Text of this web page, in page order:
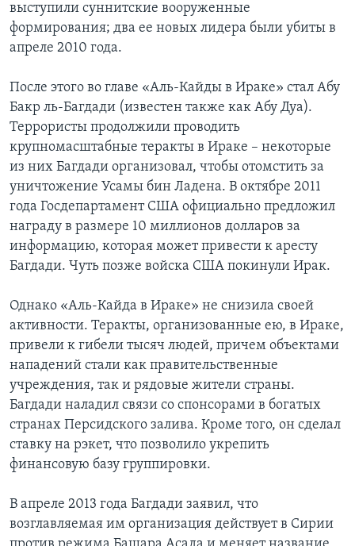
выступили суннитские вооруженные
формирования; два ее новых лидера были убиты в
апреле 2010 года.
После этого во главе «Аль-Кайды в Ираке» стал Абу
Бакр ль-Багдади (известен также как Абу Дуа).
Террористы продолжили проводить
крупномасштабные теракты в Ираке – некоторые
из них Багдади организовал, чтобы отомстить за
уничтожение Усамы бин Ладена. В октябре 2011
года Госдепартамент США официально предложил
награду в размере 10 миллионов долларов за
информацию, которая может привести к аресту
Багдади. Чуть позже войска США покинули Ирак.
Однако «Аль-Кайда в Ираке» не снизила своей
активности. Теракты, организованные ею, в Ираке,
привели к гибели тысяч людей, причем объектами
нападений стали как правительственные
учреждения, так и рядовые жители страны.
Багдади наладил связи со спонсорами в богатых
странах Персидского залива. Кроме того, он сделал
ставку на рэкет, что позволило укрепить
финансовую базу группировки.
В апреле 2013 года Багдади заявил, что
возглавляемая им организация действует в Сирии